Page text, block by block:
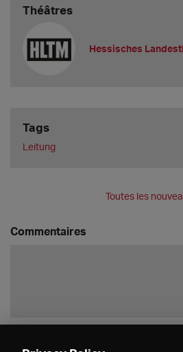
Théâtres
Hessisches
Tags
Leitung
Toutes les
Commentaires